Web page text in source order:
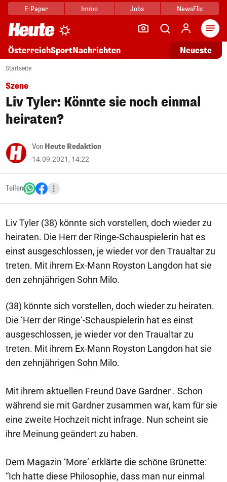
E-Paper Immo Jobs NewsFlix
ÖsterreichSportNachrichten Neueste
Startseite
Szene
Liv Tyler: Könnte sie noch einmal
heiraten?
Von Heute Redaktion
14.09.2021, 14:22
Teilen
Liv Tyler (38) könnte sich vorstellen, doch wieder zu
heiraten. Die Herr der Ringe-Schauspielerin hat es
einst ausgeschlossen, je wieder vor den Traualtar zu
treten. Mit ihrem Ex-Mann Royston Langdon hat sie
den zehnjährigen Sohn Milo.
(38) könnte sich vorstellen, doch wieder zu heiraten.
Die ‘Herr der Ringe‘-Schauspielerin hat es einst
ausgeschlossen, je wieder vor den Traualtar zu
treten. Mit ihrem Ex-Mann Royston Langdon hat sie
den zehnjährigen Sohn Milo.
Mit ihrem aktuellen Freund Dave Gardner . Schon
während sie mit Gardner zusammen war, kam für sie
eine zweite Hochzeit nicht infrage. Nun scheint sie
ihre Meinung geändert zu haben.
Dem Magazin ‘More‘ erklärte die schöne Brünette:
“Ich hatte diese Philosophie, dass man nur einmal